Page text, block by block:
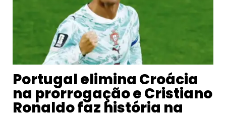
Portugal elimina Croácia
na prorrogação e Cristiano
Ronaldo faz história na